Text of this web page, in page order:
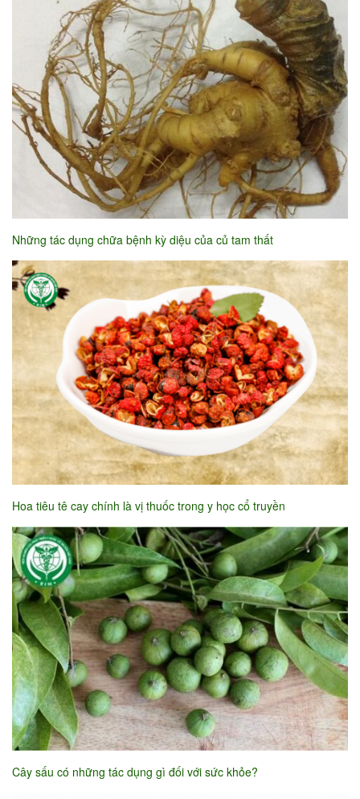
Những tác dụng chữa bệnh kỳ diệu của củ tam thất
Hoa tiêu tê cay chính là vị thuốc trong y học cổ truyền
Cây sấu có những tác dụng gì đối với sức khỏe?